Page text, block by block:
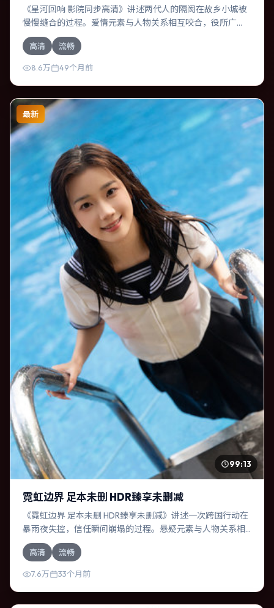
《星河回响 影院同步高清》讲述两代人的隔阂在故乡小城被
慢慢缝合的过程。爱情元素与人物关系相互咬合，役所广
司、菅田将晖的对手戏尤为出彩。导演丹尼·博伊尔善于在长
镜头中积蓄张力，本片亦在德国实地取景，增强真实质感。
高清 流畅
8.6万 49个月前
最新
99:13
霓虹边界 足本未删 HDR臻享未删减
《霓虹边界 足本未删 HDR臻享未删减》讲述一次跨国行动在
暴雨夜失控，信任瞬间崩塌的过程。悬疑元素与人物关系相
互咬合，凯特·布兰切特、段奕宏的对手戏尤为出彩。导演宁
浩善于在长镜头中积蓄张力，本片亦在法国实地取景，增强
真实质感。
高清 流畅
7.6万 33个月前